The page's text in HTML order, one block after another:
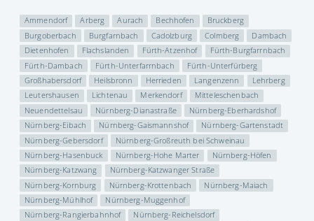
Ammendorf Arberg Aurach Bechhofen
Bruckberg
Burgoberbach
Burgfarnbach Cadolzburg Colmberg
Dambach
Dietenhofen
Flachslanden Fürth-Atzenhof
Fürth-Burgfarrnbach
Fürth-Dambach
Fürth-Unterfarrnbach
Fürth-Unterfürberg
Großhabersdorf
Heilsbronn Herrieden Langenzenn
Lehrberg
Leutershausen
Lichtenau Merkendorf
Mitteleschenbach
Neuendettelsau
Nürnberg-Dianastraße
Nürnberg-Eberhardshof
Nürnberg-Eibach
Nürnberg-Gaismannshof
Nürnberg-Gartenstadt
Nürnberg-Gebersdorf
Nürnberg-Großreuth bei Schweinau
Nürnberg-Hasenbuck
Nürnberg-Hohe Marter
Nürnberg-Höfen
Nürnberg-Katzwang
Nürnberg-Katzwanger Straße
Nürnberg-Kornburg
Nürnberg-Krottenbach
Nürnberg-Maiach
Nürnberg-Mühlhof
Nürnberg-Muggenhof
Nürnberg-Rangierbahnhof
Nürnberg-Reichelsdorf